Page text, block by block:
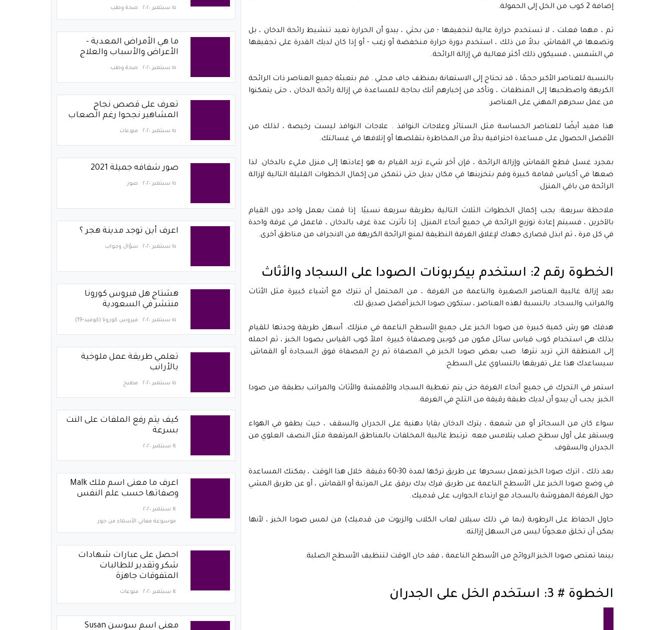
إضافة 2 كوب من الخل إلى الحمولة.
ثم ، مهما فعلت ، لا تستخدم حرارة عالية لتجفيفها ؛ من بحثي ، يبدو أن الحرارة تعيد تنشيط رائحة الدخان ، بل
وتضعها في القماش. بدلاً من ذلك ، استخدم دورة حرارة منخفضة أو زغب - أو إذا كان لديك القدرة على تجفيفها
في الشمس ، فسيكون ذلك أكثر فعالية في إزالة الرائحة.
بالنسبة للعناصر الأكبر حجمًا ، قد تحتاج إلى الاستعانة بمنظف جاف محلي . قم بتعبئة جميع العناصر ذات الرائحة
الكريهة واصطحبها إلى المنظفات ، وتأكد من إخبارهم أنك بحاجة للمساعدة في إزالة رائحة الدخان ، حتى يتمكنوا
من عمل سحرهم المهني على العناصر.
هذا مفيد أيضًا للعناصر الحساسة مثل الستائر وعلاجات النوافذ . علاجات النوافذ ليست رخيصة ، لذلك من
الأفضل الحصول على مساعدة احترافية بدلاً من المخاطرة بتقلصها أو إتلافها في غسالتك.
بمجرد غسل قطع القماش وإزالة الرائحة ، فإن آخر شيء تريد القيام به هو إعادتها إلى منزل مليء بالدخان. لذا
ضعها في أكياس قمامة كبيرة وقم بتخزينها في مكان بديل حتى تتمكن من إكمال الخطوات القليلة التالية لإزالة
الرائحة من باقي المنزل.
ملاحظة سريعة: يجب إكمال الخطوات الثلاث التالية بطريقة سريعة نسبيًا. إذا قمت بعمل واحد دون القيام
بالآخرين ، فسيتم إعادة توزيع الرائحة في جميع أنحاء المنزل. إذا تأثرت عدة غرف بالدخان ، فاعمل في غرفة واحدة
في كل مرة ، ثم ابذل قصارى جهدك لإغلاق الغرفة النظيفة لمنع الرائحة الكريهة من الانجراف من مناطق أخرى.
الخطوة رقم 2: استخدم بيكربونات الصودا على السجاد والأثاث
بعد إزالة غالبية العناصر الصغيرة والناعمة من الغرفة ، من المحتمل أن تترك مع أشياء كبيرة مثل الأثاث
والمراتب والسجاد. بالنسبة لهذه العناصر ، ستكون صودا الخبز أفضل صديق لك.
هدفك هو رش كمية كبيرة من صودا الخبز على جميع الأسطح الناعمة في منزلك. أسهل طريقة وجدتها للقيام
بذلك هي استخدام كوب قياس سائل مكون من كوبين ومصفاة كبيرة. املأ كوب القياس بصودا الخبز ، ثم احمله
إلى المنطقة التي تريد نثرها. صب بعض صودا الخبز في المصفاة ثم رج المصفاة فوق السجادة أو القماش.
سيساعدك هذا على تفريقها بالتساوي على السطح.
استمر في التحرك في جميع أنحاء الغرفة حتى يتم تغطية السجاد والأقمشة والأثاث والمراتب بطبقة من صودا
الخبز. يجب أن يبدو أن لديك طبقة رقيقة من الثلج في الغرفة.
سواء كان من السجائر أو من شمعة ، يترك الدخان بقايا دهنية على الجدران والسقف ، حيث يطفو في الهواء
ويستقر على أول سطح صلب يتلامس معه. ترتبط غالبية المخلفات بالمناطق المرتفعة مثل النصف العلوي من
الجدران والسقوف.
بعد ذلك ، اترك صودا الخبز تعمل بسحرها عن طريق تركها لمدة 30-60 دقيقة. خلال هذا الوقت ، يمكنك المساعدة
في وضع صودا الخبز على الأسطح الناعمة عن طريق فرك يدك برفق على المرتبة أو القماش ، أو عن طريق المشي
حول الغرفة المفروشة بالسجاد مع ارتداء الجوارب على قدميك.
حاول الحفاظ على الرطوبة (بما في ذلك سيلان لعاب الكلاب والزيوت من قدميك) من لمس صودا الخبز ، لأنها
يمكن أن تخلق معجونًا ليس من السهل إزالته.
بينما تمتص صودا الخبز الروائح من الأسطح الناعمة ، فقد حان الوقت لتنظيف الأسطح الصلبة.
الخطوة # 3: استخدم الخل على الجدران
١٥ سبتمبر ٢٠٢٠ صحة وطب
ما هي الأمراض المعدية -
الأعراض والأسباب والعلاج
١٥ سبتمبر ٢٠٢٠ صحة وطب
تعرف على قصص نجاح
المشاهير نجحوا رغم الصعاب
١٥ سبتمبر ٢٠٢٠ منوعات
صور شفافه جميلة 2021
١٥ سبتمبر ٢٠٢٠ صور
اعرف أين توجد مدينة هجر ؟
١٥ سبتمبر ٢٠٢٠ سؤال وجواب
هشتاج هل فيروس كورونا
منتشر في السعودية
١٥ سبتمبر ٢٠٢٠ فيروس كورونا (كوفيد-19)‏
تعلمي طريقة عمل ملوخية
بالأرانب
١٥ سبتمبر ٢٠٢٠ مطبخ
كيف يتم رفع الملفات على النت
بسرعة
١٤ سبتمبر ٢٠٢٠
اعرف ما معنى اسم ملك Malk
وصفاتها حسب علم النفس
١٤ سبتمبر ٢٠٢٠
موسوعة معاني الأسماء من حور
احصل على عبارات شهادات
شكر وتقدير للطالبات
المتفوقات جاهزة
١٤ سبتمبر ٢٠٢٠ منوعات
معنى اسم سوسن Susan